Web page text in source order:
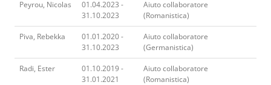
Peyrou, Nicolas
01.04.2023 -
31.10.2023
Aiuto collaboratore
(Romanistica)
Piva, Rebekka
01.01.2020 -
31.10.2023
Aiuto collaboratore
(Germanistica)
Radi, Ester
01.10.2019 -
31.01.2021
Aiuto collaboratore
(Romanistica)